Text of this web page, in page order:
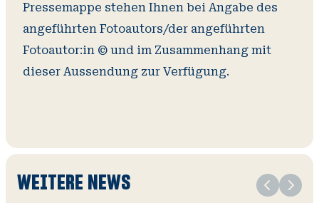
Pressemappe stehen Ihnen bei Angabe des
angeführten Fotoautors/der angeführten
Fotoautor:in © und im Zusammenhang mit
dieser Aussendung zur Verfügung.
WEITERE NEWS
Slide
1